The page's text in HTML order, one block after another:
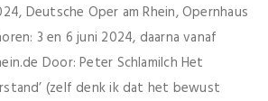
Deutsche Oper am Rhein, Opernhaus
3 en 6 juni 2024, daarna vanaf
Door: Peter Schlamilch Het
(zelf denk ik dat het bewust